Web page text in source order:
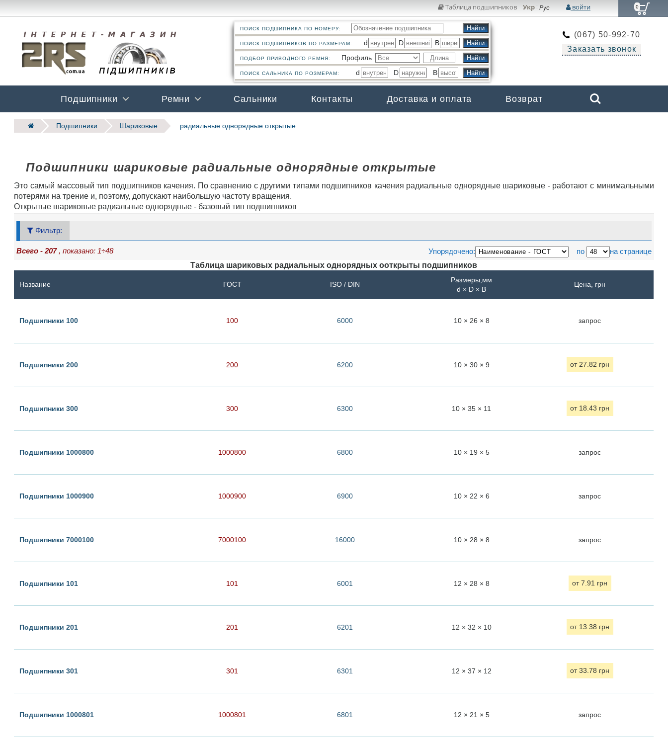
Таблица подшипников Укр: Рус войти
(067) 50-992-70
Заказать звонок
ПОИСК ПОДШИПНИКА ПО НОМЕРУ:
ПОИСК ПОДШИПНИКОВ ПО РАЗМЕРАМ: d D B
ПОДБОР ПРИВОДНОГО РЕМНЯ: Профиль
ПОИСК САЛЬНИКА ПО РОЗМЕРАМ: d D B
Подшипники Ремни Сальники Контакты Доставка и оплата Возврат
Search
0
Подшипники Шариковые радиальные однорядные открытые
Подшипники шариковые радиальные однорядные открытые
Это самый массовый тип подшипников качения. По сравнению с другими типами подшипников качения радиальные однорядные шариковые - работают с минимальными
потерями на трение и, поэтому, допускают наибольшую частоту вращения.
Открытые шариковые радиальные однорядные - базовый тип подшипников
Фильтр:
Всего - 207 , показано: 1÷48 Упорядочено: по
на странице
Таблица шариковых радиальных однорядных ооткрыты подшипников
Название ГОСТ ISO / DIN
Размеры,мм
d × D × B
Цена, грн
Подшипники 100 100 6000 10 × 26 × 8 запрос
Подшипники 200 200 6200 10 × 30 × 9 от 27.82 грн
Подшипники 300 300 6300 10 × 35 × 11 от 18.43 грн
Подшипники 1000800 1000800 6800 10 × 19 × 5 запрос
Подшипники 1000900 1000900 6900 10 × 22 × 6 запрос
Подшипники 7000100 7000100 16000 10 × 28 × 8 запрос
Подшипники 101 101 6001 12 × 28 × 8 от 7.91 грн
Подшипники 201 201 6201 12 × 32 × 10 от 13.38 грн
Подшипники 301 301 6301 12 × 37 × 12 от 33.78 грн
Подшипники 1000801 1000801 6801 12 × 21 × 5 запрос